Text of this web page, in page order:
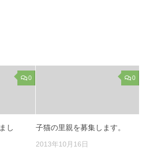
0
し
0
子猫の里親を募集します。
2013年10月16日